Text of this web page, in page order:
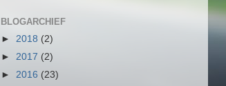
BLOGARCHIEF
► 2018 (2)
► 2017 (2)
► 2016 (23)